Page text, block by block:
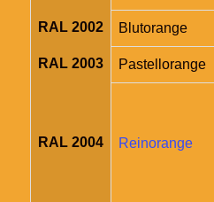
RAL 2002 Blutorange
RAL 2003 Pastellorange
RAL 2004 Reinorange